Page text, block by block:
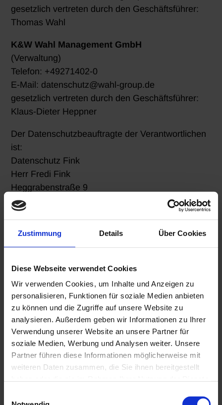
Zustimmung Details Über Cookies
Diese Webseite verwendet Cookies
Wir verwenden Cookies, um Inhalte und Anzeigen zu
personalisieren, Funktionen für soziale Medien anbieten
zu können und die Zugriffe auf unsere Website zu
analysieren. Außerdem geben wir Informationen zu Ihrer
Verwendung unserer Website an unsere Partner für
soziale Medien, Werbung und Analysen weiter. Unsere
Partner führen diese Informationen möglicherweise mit
weiteren Daten zusammen, die Sie ihnen bereitgestellt
gesetzlich vertreten durch den Geschäftsführer:
Thomas Wahl
K&W Wahl Management GmbH
(Verwaltung)
Telefon: +49271402-0
E-Mail: datenschutz@wahl-group.de
gesetzlich vertreten durch den Geschäftsführer:
Klaus-Dieter Heppner
Der Datenschutzbeauftragte der Verantwortlichen
ist:
Datenschutz Fink
Herr Fredi Fink
Heggrabenstraße 9
35435 Wettenberg
Telefon: + 49 641-98463886
2. Erhebung und Verarbeitung
personenbezogener Daten
Wann erheben und verarbeiten wir
personenbezogene Daten?
Wir erheben und verarbeiten Ihre
personenbezogenen Daten unter anderem in den
folgenden Fällen:
im Autohaus.